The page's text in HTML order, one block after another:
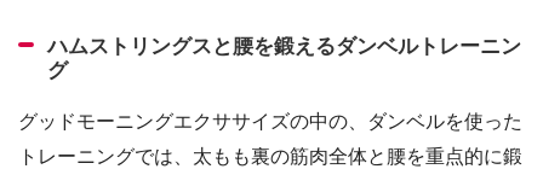
ハムストリングスと腰を鍛えるダンベルトレーニン
グ
グッドモーニングエクササイズの中の、ダンベルを使った
トレーニングでは、太もも裏の筋肉全体と腰を重点的に鍛